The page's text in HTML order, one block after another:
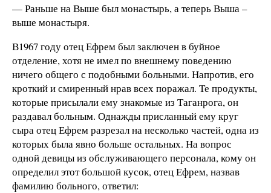
— Раньше на Выше был монастырь, а теперь Выша –
выше монастыря.
В1967 году отец Ефрем был заключен в буйное
отделение, хотя не имел по внешнему поведению
ничего общего с подобными больными. Напротив, его
кроткий и смиренный нрав всех поражал. Те продукты,
которые присылали ему знакомые из Таганрога, он
раздавал больным. Однажды присланный ему круг
сыра отец Ефрем разрезал на несколько частей, одна из
которых была явно больше остальных. На вопрос
одной девицы из обслуживающего персонала, кому он
определил этот большой кусок, отец Ефрем, назвав
фамилию больного, ответил: